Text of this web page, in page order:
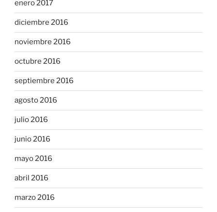
enero 2017
diciembre 2016
noviembre 2016
octubre 2016
septiembre 2016
agosto 2016
julio 2016
junio 2016
mayo 2016
abril 2016
marzo 2016